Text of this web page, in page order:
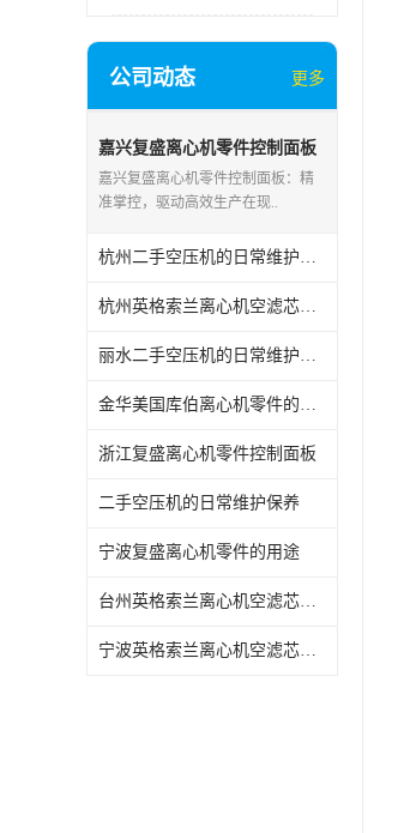
公司动态 更多
嘉兴复盛离心机零件控制面板
嘉兴复盛离心机零件控制面板：精
准掌控，驱动高效生产在现..
杭州二手空压机的日常维护保养
杭州英格索兰离心机空滤芯的用途
丽水二手空压机的日常维护保养
金华美国库伯离心机零件的日常维护保养
浙江复盛离心机零件控制面板
二手空压机的日常维护保养
宁波复盛离心机零件的用途
台州英格索兰离心机空滤芯保养大修
宁波英格索兰离心机空滤芯的日常维护保养